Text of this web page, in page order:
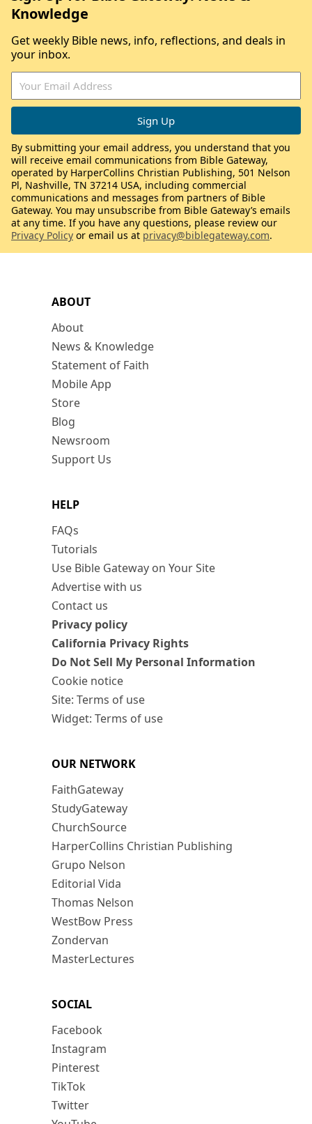
ABOUT
About
News & Knowledge
Statement of Faith
Mobile App
Store
Blog
Newsroom
Support Us
HELP
FAQs
Tutorials
Use Bible Gateway on Your Site
Advertise with us
Contact us
Privacy policy
California Privacy Rights
Do Not Sell My Personal Information
Cookie notice
Site: Terms of use
Widget: Terms of use
OUR NETWORK
FaithGateway
StudyGateway
ChurchSource
HarperCollins Christian Publishing
Grupo Nelson
Editorial Vida
Thomas Nelson
WestBow Press
Zondervan
MasterLectures
SOCIAL
Facebook
Instagram
Pinterest
TikTok
Twitter
Knowledge
Get weekly Bible news, info, reflections, and deals in
your inbox.
By submitting your email address, you understand that you
will receive email communications from Bible Gateway,
operated by HarperCollins Christian Publishing, 501 Nelson
Pl, Nashville, TN 37214 USA, including commercial
communications and messages from partners of Bible
Gateway. You may unsubscribe from Bible Gateway’s emails
at any time. If you have any questions, please review our
Privacy Policy or email us at privacy@biblegateway.com.